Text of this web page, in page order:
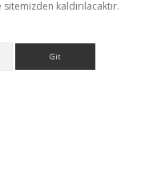
kaldırılacaktır.